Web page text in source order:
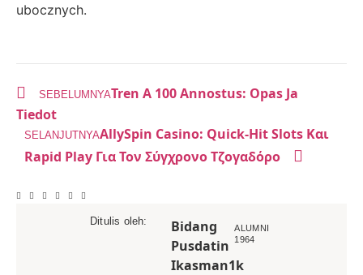
ubocznych.
SEBELUMNYATren A 100 Annostus: Opas Ja
Tiedot
SELANJUTNYAAllySpin Casino: Quick‑Hit Slots Και
Rapid Play Για Τον Σύγχρονο Τζογαδόρο
Ditulis oleh:
Bidang
Pusdatin
Ikasman1k
ALUMNI
1964